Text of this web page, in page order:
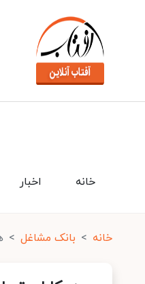
اخبار خانه
خانه بانک مشاغل